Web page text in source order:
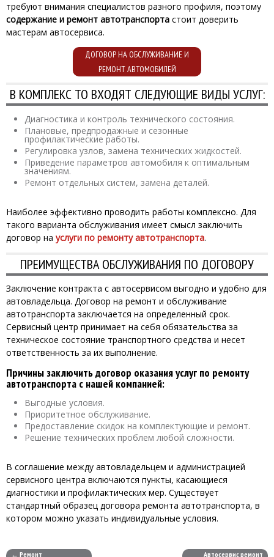
требуют внимания специалистов разного профиля, поэтому
содержание и ремонт автотранспорта стоит доверить
мастерам автосервиса.
ДОГОВОР НА ОБСЛУЖИВАНИЕ И
РЕМОНТ АВТОМОБИЛЕЙ
В КОМПЛЕКС ТО ВХОДЯТ СЛЕДУЮЩИЕ ВИДЫ УСЛУГ:
Диагностика и контроль технического состояния.
Плановые, предпродажные и сезонные
профилактические работы.
Регулировка узлов, замена технических жидкостей.
Приведение параметров автомобиля к оптимальным
значениям.
Ремонт отдельных систем, замена деталей.
Наиболее эффективно проводить работы комплексно. Для
такого варианта обслуживания имеет смысл заключить
договор на услуги по ремонту автотранспорта.
ПРЕИМУЩЕСТВА ОБСЛУЖИВАНИЯ ПО ДОГОВОРУ
Заключение контракта с автосервисом выгодно и удобно для
автовладельца. Договор на ремонт и обслуживание
автотранспорта заключается на определенный срок.
Сервисный центр принимает на себя обязательства за
техническое состояние транспортного средства и несет
ответственность за их выполнение.
Причины заключить договор оказания услуг по ремонту
автотранспорта с нашей компанией:
Выгодные условия.
Приоритетное обслуживание.
Предоставление скидок на комплектующие и ремонт.
Решение технических проблем любой сложности.
В соглашение между автовладельцем и администрацией
сервисного центра включаются пункты, касающиеся
диагностики и профилактических мер. Существует
стандартный образец договора ремонта автотранспорта, в
котором можно указать индивидуальные условия.
← Ремонт Автосервис ремонт